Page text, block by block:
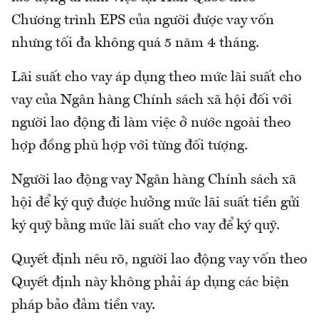
Chương trình EPS của người được vay vốn
nhưng tối đa không quá 5 năm 4 tháng.
Lãi suất cho vay áp dụng theo mức lãi suất cho
vay của Ngân hàng Chính sách xã hội đối với
người lao động đi làm việc ở nước ngoài theo
hợp đồng phù hợp với từng đối tượng.
Người lao động vay Ngân hàng Chính sách xã
hội để ký quỹ được hưởng mức lãi suất tiền gửi
ký quỹ bằng mức lãi suất cho vay để ký quỹ.
Quyết định nêu rõ, người lao động vay vốn theo
Quyết định này không phải áp dụng các biện
pháp bảo đảm tiền vay.